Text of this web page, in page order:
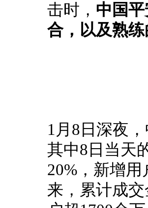
击时， 中国
合，以及熟
1月8日深夜
其中8日当天
20%，新增
来，累计成